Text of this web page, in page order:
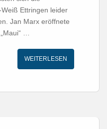
Ettringen leider
Jan Marx eröffnete
…
WEITERLESEN